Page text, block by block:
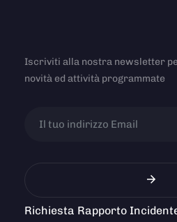
Iscriviti alla nostra newsletter
novità ed attività programmate
Richiesta Rapporto